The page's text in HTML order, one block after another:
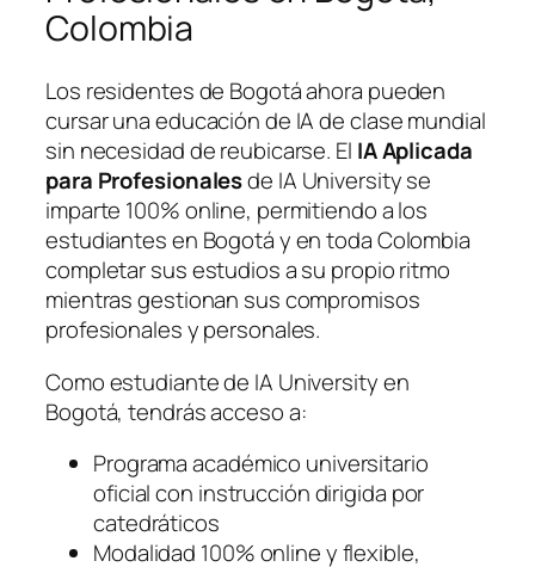
Colombia
Los residentes de Bogotá ahora pueden
cursar una educación de IA de clase mundial
sin necesidad de reubicarse. El IA Aplicada
para Profesionalesde IA University se
imparte 100% online, permitiendo a los
estudiantes en Bogotá y en toda Colombia
completar sus estudios a su propio ritmo
mientras gestionan sus compromisos
profesionales y personales.
Como estudiante de IA University en
Bogotá, tendrás acceso a:
Programa académico universitario
oficial con instrucción dirigida por
catedráticos
Modalidad 100% online y flexible,